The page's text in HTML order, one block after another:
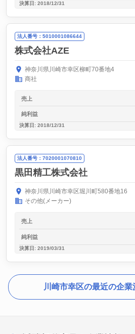
決算日: 2018/12/31
法人番号：5010001086644
株式会社AZE
神奈川県川崎市幸区柳町70番地4
商社
売上
純利益
決算日: 2018/12/31
法人番号：7020001070810
黒田精工株式会社
神奈川県川崎市幸区堀川町580番地16
その他(メーカー)
売上
純利益
決算日: 2019/03/31
川崎市幸区の最近の企